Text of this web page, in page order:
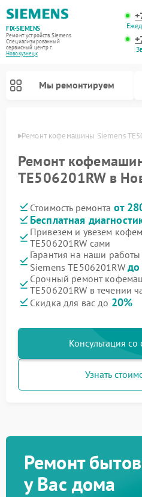
FIX-SIEMENS
Ремонт устройств Siemens
Специализированный
cервисный центр г.
Новокузнецк
Мы ремонтируем
Ремонт кофемашины Siemens
Ремонт
TE506201RW в
Стоимость ремонта от
Бесплатная
Привезем и увезем
TE506201RW сами
Гарантия на наши
Siemens TE506201RW до
Срочный ремонт
TE506201RW в течении
Скидка для вас до 20%
Консультация
Узнать
Ремонт
у Вас дома